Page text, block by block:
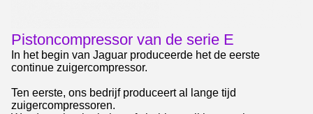
Pistoncompressor van de serie E
In het begin van Jaguar produceerde het de eerste
continue zuigercompressor.
Ten eerste, ons bedrijf produceert al lange tijd
zuigercompressoren.